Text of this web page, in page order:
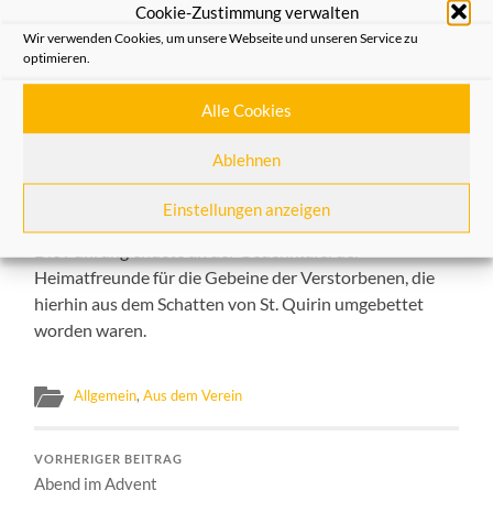
Cookie-Zustimmung verwalten
Wir verwenden Cookies, um unsere Webseite und unseren Service zu
optimieren.
Alle Cookies
Ablehnen
Einstellungen anzeigen
rund 25 Teilnehmern manches über diese Familien
erfuhren; erinnert hat Flecken besonders auch an die bei
dem Neusser Hauptfriedhof.
Heimatfreunde für die Gebeine der Verstorbenen, die
hierhin aus dem Schatten von St. Quirin umgebettet
worden waren.
Allgemein,Aus dem Verein
VORHERIGER BEITRAG
Abend im Advent